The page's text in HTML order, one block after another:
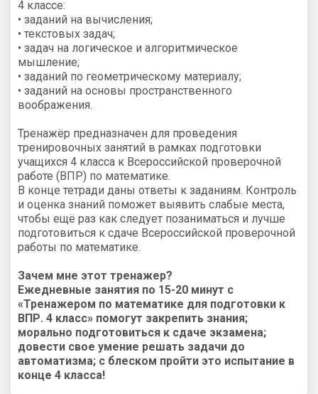
4 классе:
• заданий на вычисления;
• текстовых задач;
• задач на логическое и алгоритмическое
мышление;
• заданий по геометрическому материалу;
• заданий на основы пространственного
воображения.
Тренажёр предназначен для проведения
тренировочных занятий в рамках подготовки
учащихся 4 класса к Всероссийской проверочной
работе (ВПР) по математике.
В конце тетради даны ответы к заданиям. Контроль
и оценка знаний поможет выявить слабые места,
чтобы ещё раз как следует позаниматься и лучше
подготовиться к сдаче Всероссийской проверочной
работы по математике.
Зачем мне этот тренажер?
Ежедневные занятия по 15-20 минут с
«Тренажером по математике для подготовки к
ВПР. 4 класс» помогут закрепить знания;
морально подготовиться к сдаче экзамена;
довести свое умение решать задачи до
автоматизма; с блеском пройти это испытание в
конце 4 класса!